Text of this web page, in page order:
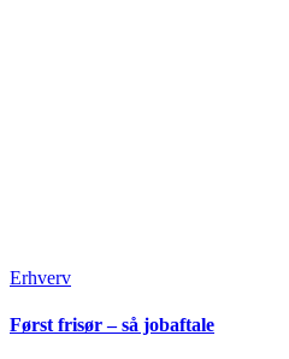
Erhverv
Først frisør – så jobaftale